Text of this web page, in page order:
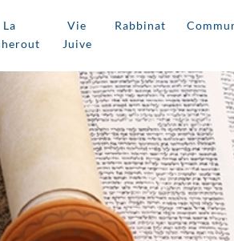
La
Vie
Juive
Rabbinat